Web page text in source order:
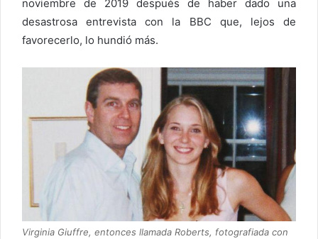
noviembre de 2019 después de haber dado una
desastrosa entrevista con la BBC que, lejos de
favorecerlo, lo hundió más.
Virginia Giuffre, entonces llamada Roberts, fotografiada con